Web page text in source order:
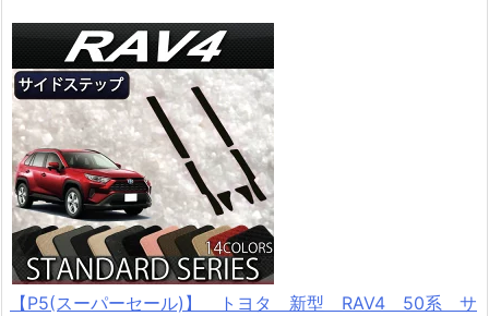
【P5(スーパーセール)】 トヨタ 新型 RAV4 50系 サ